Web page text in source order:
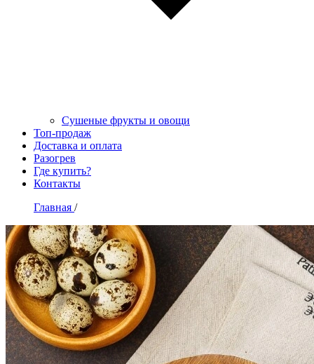
Сушеные фрукты и овощи
Топ-продаж
Доставка и оплата
Разогрев
Где купить?
Контакты
Главная /